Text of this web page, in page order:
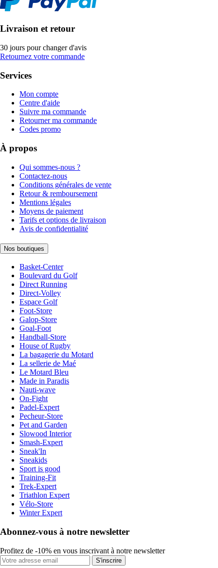
Livraison et retour
30 jours pour changer d'avis
Retournez votre commande
Services
Mon compte
Centre d'aide
Suivre ma commande
Retourner ma commande
Codes promo
À propos
Qui sommes-nous ?
Contactez-nous
Conditions générales de vente
Retour & remboursement
Mentions légales
Moyens de paiement
Tarifs et options de livraison
Avis de confidentialité
Nos boutiques
Basket-Center
Boulevard du Golf
Direct Running
Direct-Volley
Espace Golf
Foot-Store
Galop-Store
Goal-Foot
Handball-Store
House of Rugby
La bagagerie du Motard
La sellerie de Maé
Le Motard Bleu
Made in Paradis
Nauti-wave
On-Fight
Padel-Expert
Pecheur-Store
Pet and Garden
Slowood Interior
Smash-Expert
Sneak'In
Sneakids
Sport is good
Training-Fit
Trek-Expert
Triathlon Expert
Vélo-Store
Winter Expert
Abonnez-vous à notre newsletter
Profitez de -10% en vous inscrivant à notre newsletter
S'inscrire